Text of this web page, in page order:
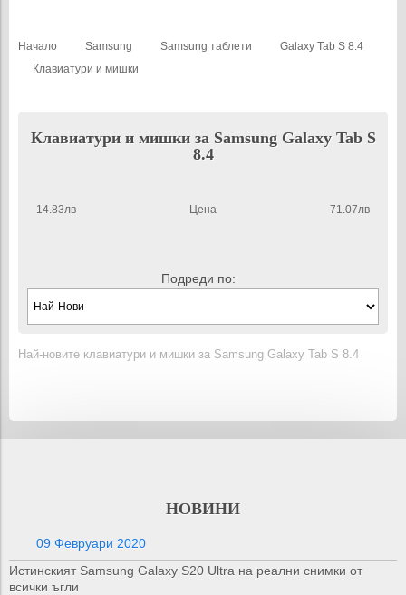
Начало Samsung Samsung таблети
Galaxy Tab S 8.4
Клавиатури и мишки
Клавиатури и мишки за Samsung Galaxy Tab S
8.4
14.83лв 71.07лв
Цена
Подреди по:
Най-новите клавиатури и мишки за Samsung Galaxy Tab S 8.4
НОВИНИ
09 Февруари 2020
Истинският Samsung Galaxy S20 Ultra на реални снимки от
всички ъгли